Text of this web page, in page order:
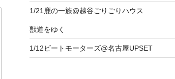
1/21鹿の一族@越谷ごりごりハウス
獣道をゆく
1/12ビートモーターズ@名古屋UPSET